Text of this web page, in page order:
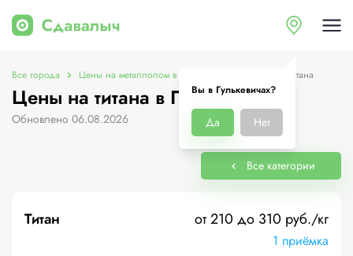
Вы в Гулькевичах?
Да Нет
Все города Цены на металлолом в Гулькевичах Цены на титана
Цены на титана в Гулькевичах
Обновлено 06.08.2026
Все категории
Титан от 210 до 310 руб./кг
1 приёмка